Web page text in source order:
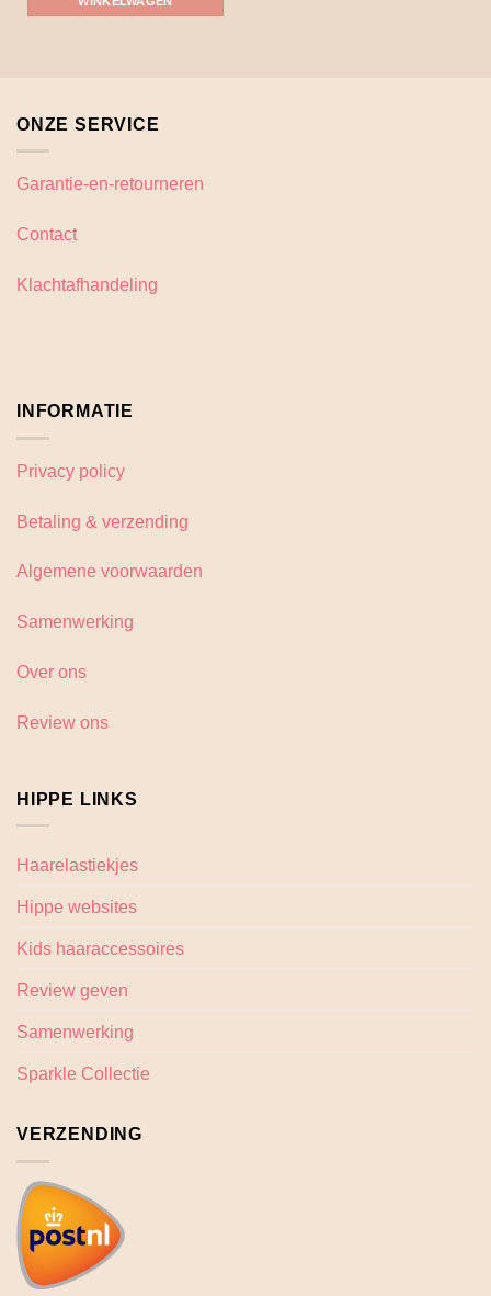
ONZE SERVICE
Garantie-en-retourneren
Contact
Klachtafhandeling
INFORMATIE
Privacy policy
Betaling & verzending
Algemene voorwaarden
Samenwerking
Over ons
Review ons
HIPPE LINKS
Haarelastiekjes
Hippe websites
Kids haaraccessoires
Review geven
Samenwerking
Sparkle Collectie
VERZENDING